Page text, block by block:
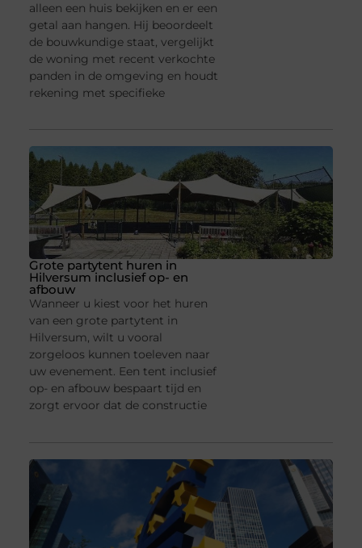
alleen een huis bekijken en er een
getal aan hangen. Hij beoordeelt
de bouwkundige staat, vergelijkt
de woning met recent verkochte
panden in de omgeving en houdt
rekening met specifieke
Grote partytent huren in
Hilversum inclusief op- en
afbouw
Wanneer u kiest voor het huren
van een grote partytent in
Hilversum, wilt u vooral
zorgeloos kunnen toeleven naar
uw evenement. Een tent inclusief
op- en afbouw bespaart tijd en
zorgt ervoor dat de constructie